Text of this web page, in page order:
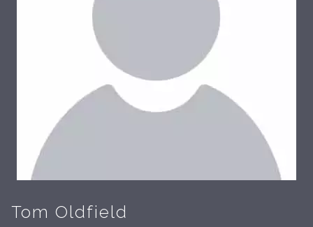
Tom Oldfield